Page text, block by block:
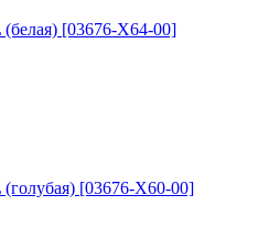
[03676-X64-00]
[03676-X60-00]